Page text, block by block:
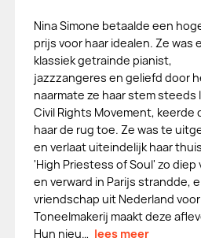
Nina Simone betaalde een
prijs voor haar idealen. Ze was
klassiek getrainde pianist,
jazzzangeres en geliefd door
naarmate ze haar stem steeds
Civil Rights Movement, keerde
haar de rug toe. Ze was te
en verlaat uiteindelijk haar
'High Priestess of Soul' zo diep
en verward in Parijs strandde,
vriendschap uit Nederland
Toneelmakerij maakt deze
Hun nieu… lees meer